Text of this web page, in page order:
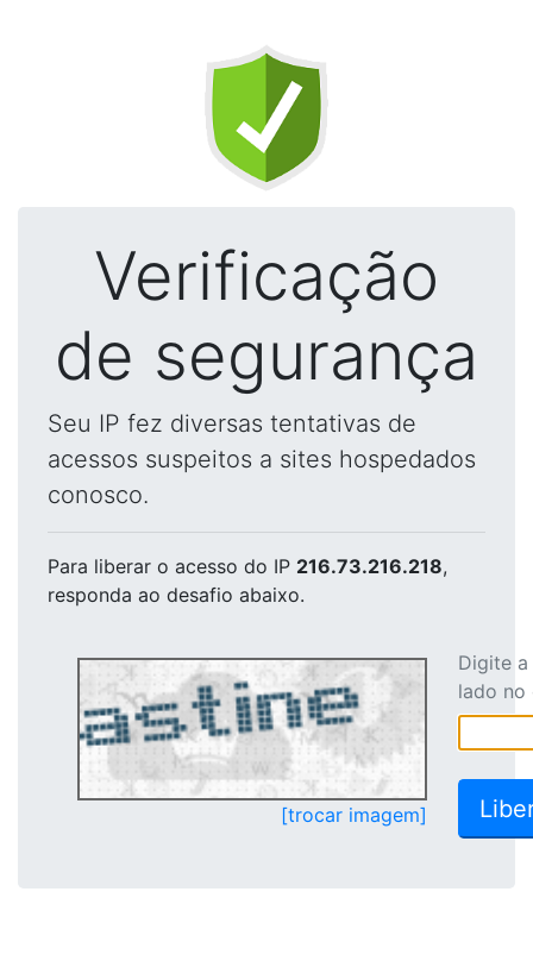
Verificação
de segurança
Seu IP fez diversas tentativas de
acessos suspeitos a sites hospedados
conosco.
Para liberar o acesso do IP 216.73.216.218,
responda ao desafio abaixo.
[trocar imagem]
Digite
lado no